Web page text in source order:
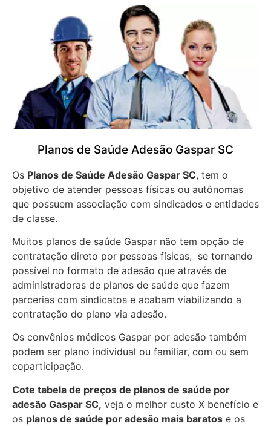
Planos de Saúde Adesão Gaspar SC
Os Planos de Saúde Adesão Gaspar SC, tem o
objetivo de atender pessoas físicas ou autônomas
que possuem associação com sindicados e entidades
de classe.
Muitos planos de saúde Gaspar não tem opção de
contratação direto por pessoas físicas, se tornando
possível no formato de adesão que através de
administradoras de planos de saúde que fazem
parcerias com sindicatos e acabam viabilizando a
contratação do plano via adesão.
Os convênios médicos Gaspar por adesão também
podem ser plano individual ou familiar, com ou sem
coparticipação.
Cote tabela de preços de planos de saúde por
adesão Gaspar SC, veja o melhor custo X benefício e
os planos de saúde por adesão mais baratos e os